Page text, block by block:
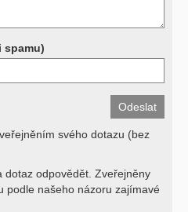
spamu)
svého dotazu (bez
dotaz odpovědět. Zveřejněny
podle našeho názoru zajímavé